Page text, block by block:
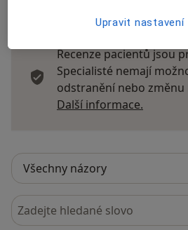
Recenze pacientů jsou
Specialisté nemají
odstranění nebo změnu
Další informace.
Hledejte v názorech
Upravit nastavení